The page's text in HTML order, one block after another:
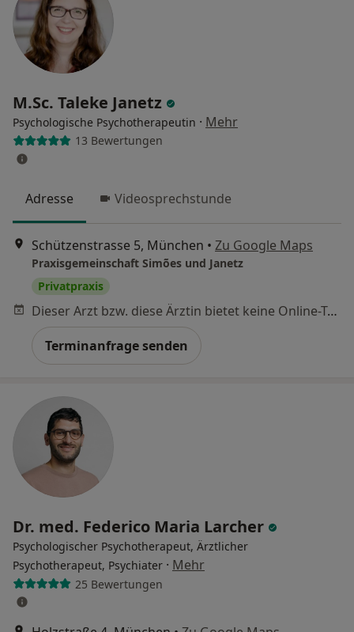
M.Sc. Taleke Janetz
Psychologische Psychotherapeutin · Mehr
13 Bewertungen
Adresse Videosprechstunde
Schützenstrasse 5, München • Zu Google Maps
Praxisgemeinschaft Simões und Janetz
Privatpraxis
Dieser Arzt bzw. diese Ärztin bietet keine Online-Terminbuchung an diesem Standort an.
Terminanfrage senden
Dr. med. Federico Maria Larcher
Psychologischer Psychotherapeut, Ärztlicher
Psychotherapeut, Psychiater · Mehr
25 Bewertungen